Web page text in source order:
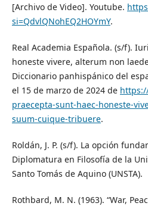
[Archivo de Video]. Youtube.
si=QdvlQNohEQ2HOYmY.
Real Academia Española. (s/f).
honeste vivere, alterum non
Diccionario panhispánico del
el 15 de marzo de 2024 de
praecepta-sunt-haec-honeste-
suum-cuique-tribuere.
Roldán, J. P. (s/f). La opción
Diplomatura en Filosofía de la
Santo Tomás de Aquino (UNSTA).
Rothbard, M. N. (1963). “War,